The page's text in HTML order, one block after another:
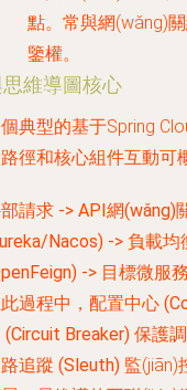
點。常與網(wǎng)
鑒權。
維導圖核心
典型的基于Spring
徑和核心組件互動可
請求 -> API網(wǎng)
Nacos) -> 負載
-> 目標微服務
過程中， 配置中心
(Circuit Breaker) 保護
追蹤 (Sleuth) 監(jiān)